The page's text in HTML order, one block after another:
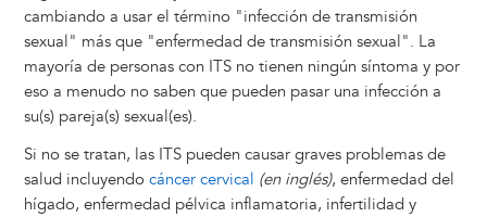
cambiando a usar el término "infección de transmisión
sexual" más que "enfermedad de transmisión sexual". La
mayoría de personas con ITS no tienen ningún síntoma y por
eso a menudo no saben que pueden pasar una infección a
su(s) pareja(s) sexual(es).
Si no se tratan, las ITS pueden causar graves problemas de
salud incluyendo cáncer cervical (en inglés), enfermedad del
hígado, enfermedad pélvica inflamatoria, infertilidad y